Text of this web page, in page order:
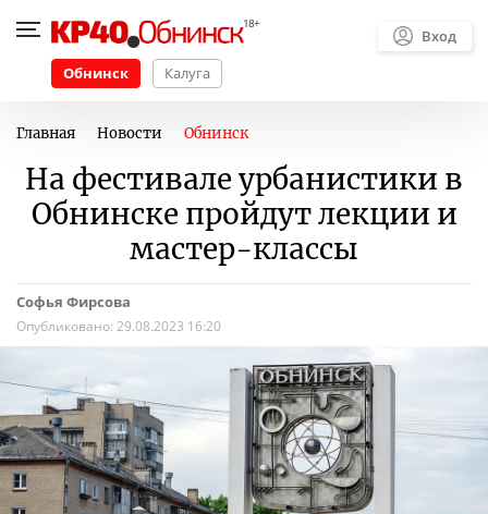
Обнинск Калуга
Вход
Главная Новости Обнинск
На фестивале урбанистики в
Обнинске пройдут лекции и
мастер-классы
Софья Фирсова
Опубликовано: 29.08.2023 16:20